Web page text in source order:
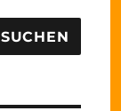
SUCHEN